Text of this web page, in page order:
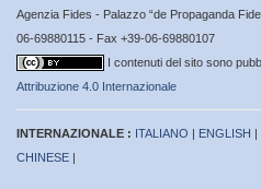
Agenzia Fides - Palazzo “de Propaganda
06-69880115 - Fax +39-06-69880107
I contenuti del sito sono
Attribuzione 4.0 Internazionale
INTERNAZIONALE : ITALIANO | ENGLISH |
CHINESE |